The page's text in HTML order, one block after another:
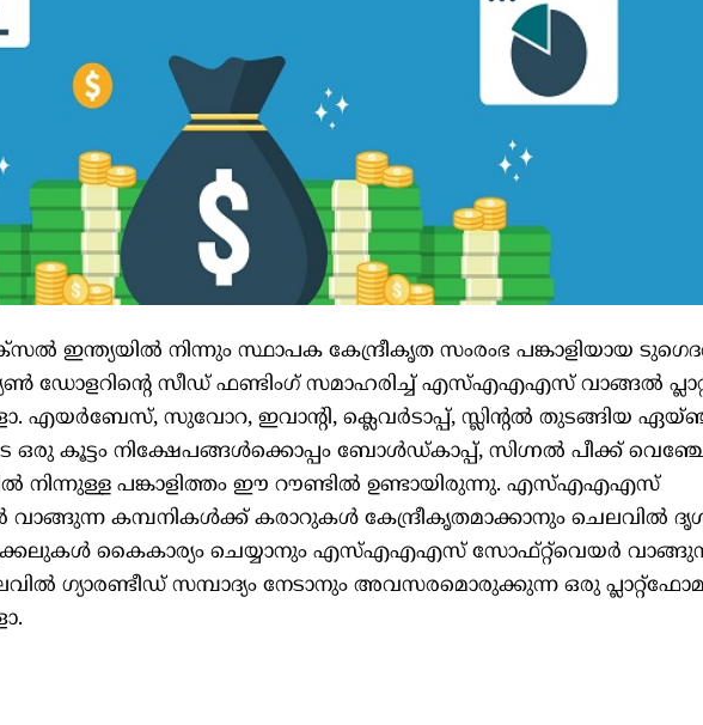
ഇന്ത്യയിൽ നിന്നും സ്ഥാപക കേന്ദ്രീകൃത സംരംഭ പങ്കാളിയായ
ഡോളറിന്റെ സീഡ് ഫണ്ടിംഗ് സമാഹരിച്ച് എസ്എഎഎസ് വാങ്ങൽ
സുവോറ, ഇവാന്റി, ക്ലെവർടാപ്പ്, സ്ലിന്റൽ തുടങ്ങിയ
ഒരു കൂട്ടം നിക്ഷേപങ്ങൾക്കൊപ്പം ബോൾഡ്‌കാപ്പ്, സിഗ്നൽ പീക്ക്
നിന്നുള്ള പങ്കാളിത്തം ഈ റൗണ്ടിൽ ഉണ്ടായിരുന്നു. എസ്എഎഎസ്
കമ്പനികൾക്ക് കരാറുകൾ കേന്ദ്രീകൃതമാക്കാനും ചെലവിൽ
കൈകാര്യം ചെയ്യാനും എസ്എഎഎസ് സോഫ്‌റ്റ്‌വെയർ
ഗ്യാരണ്ടീഡ് സമ്പാദ്യം നേടാനും അവസരമൊരുക്കുന്ന ഒരു